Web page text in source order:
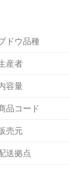
ドウ品種
産者
容量
品コード
売元
送拠点